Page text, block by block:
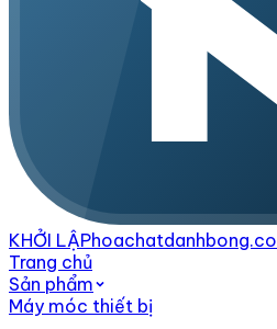
KHỞI LẬP
Trang chủ
Sản phẩm
Máy móc thiết bị